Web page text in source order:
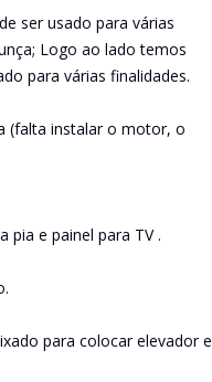
ser usado para várias
Logo ao lado temos
para várias finalidades.
(falta instalar o motor, o
e painel para TV .
para colocar elevador e